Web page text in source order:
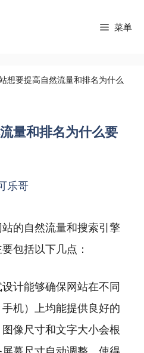
菜单
想要提高自然流量和排名为什么
量和排名为什么要
乐哥
的自然流量和搜索引擎
包括以下几点：
计能够确保网站在不同
机）上均能提供良好的
像尺寸和文字大小会根